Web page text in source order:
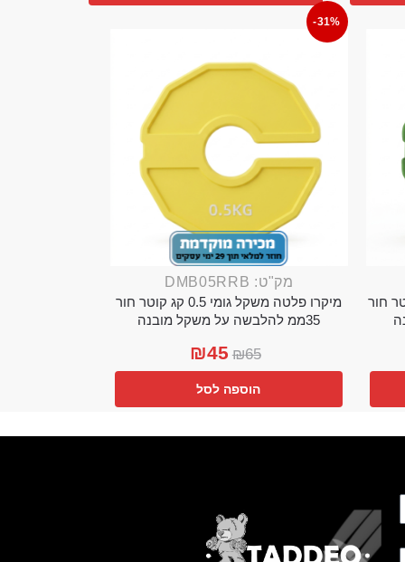
0.25 קג קוטר חור
-31%
מק"ט: DMB05RRB
מיקרו פלטה משקל גומי 0.5 קג קוטר חור
35ממ להלבשה על משקל מובנה
₪65
₪45
הוספה לסל